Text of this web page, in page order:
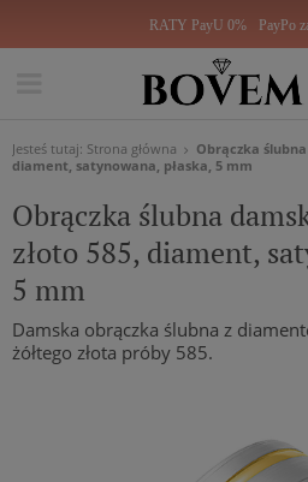
RATY PayU 0% PayPo
Jesteś tutaj: Strona główna
Obrączka
diament, satynowana, płaska, 5 mm
Obrączka ślubna
złoto 585, diament,
5 mm
Damska obrączka ślubna z
żółtego złota próby 585.